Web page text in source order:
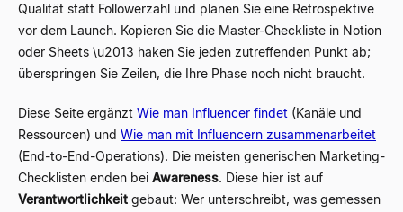
Qualität statt Followerzahl und planen Sie eine Retrospektive
vor dem Launch. Kopieren Sie die Master-Checkliste in Notion
oder Sheets \u2013 haken Sie jeden zutreffenden Punkt ab;
überspringen Sie Zeilen, die Ihre Phase noch nicht braucht.
Diese Seite ergänzt Wie man Influencer findet (Kanäle und
Ressourcen) und Wie man mit Influencern zusammenarbeitet
(End-to-End-Operations). Die meisten generischen Marketing-
Checklisten enden bei Awareness. Diese hier ist auf
Verantwortlichkeit gebaut: Wer unterschreibt, was gemessen